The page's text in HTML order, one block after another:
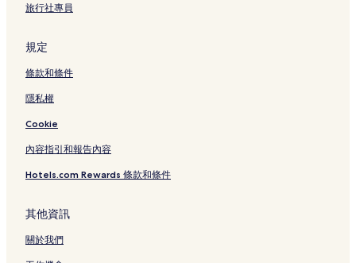
歡樂海岸 5 星級飯店
歡樂海岸 4 星級飯店
常平 3 星級飯店
沙井站附近的飯店
海上田園東站附近的飯店
大墩飯店
旅行社專員
規定
條款和條件
隱私權
Cookie
內容指引和報告內容
Hotels.com Rewards 條款和條件
其他資訊
關於我們